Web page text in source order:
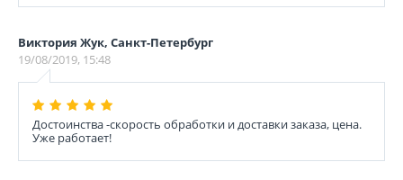
Виктория Жук, Санкт-Петербург
19/08/2019, 15:48
Достоинства -скорость обработки и доставки заказа, цена.
Уже работает!